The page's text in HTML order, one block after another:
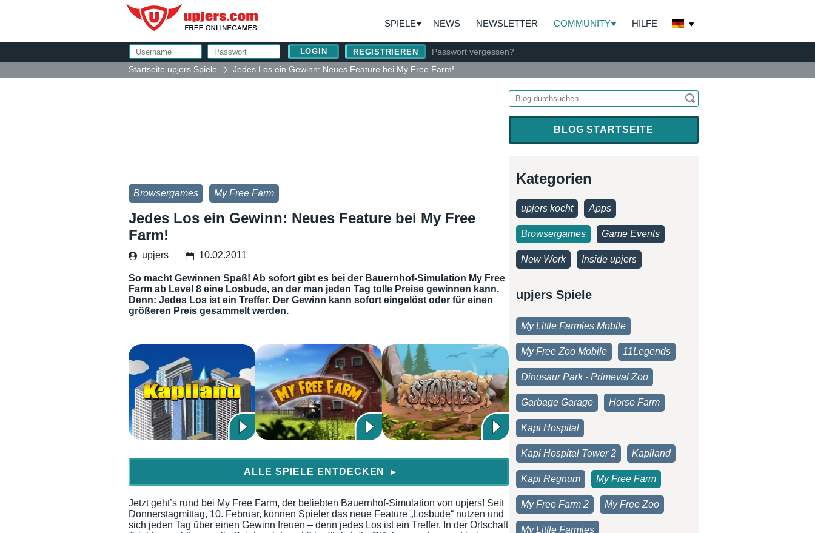
SPIELE NEWS NEWSLETTER COMMUNITY HILFE
REGISTRIEREN
Passwort vergessen?
Startseite upjers Spiele
Jedes Los ein Gewinn: Neues Feature bei My Free Farm!
Browsergames My Free Farm
Jedes Los ein Gewinn: Neues Feature bei My Free
Farm!
upjers 10.02.2011
So macht Gewinnen Spaß! Ab sofort gibt es bei der Bauernhof-Simulation My Free
Farm ab Level 8 eine Losbude, an der man jeden Tag tolle Preise gewinnen kann.
Denn: Jedes Los ist ein Treffer. Der Gewinn kann sofort eingelöst oder für einen
größeren Preis gesammelt werden.
ALLE SPIELE ENTDECKEN ▶
Jetzt geht’s rund bei My Free Farm, der beliebten Bauernhof-Simulation von upjers! Seit
Donnerstagmittag, 10. Februar, können Spieler das neue Feature „Losbude“ nutzen und
sich jeden Tag über einen Gewinn freuen – denn jedes Los ist ein Treffer. In der Ortschaft
BLOG STARTSEITE
Kategorien
upjers kocht Apps
Browsergames Game Events
New Work Inside upjers
upjers Spiele
My Little Farmies Mobile
My Free Zoo Mobile 11Legends
Dinosaur Park - Primeval Zoo
Garbage Garage Horse Farm
Kapi Hospital
Kapi Hospital Tower 2 Kapiland
Kapi Regnum My Free Farm
My Free Farm 2 My Free Zoo
My Little Farmies